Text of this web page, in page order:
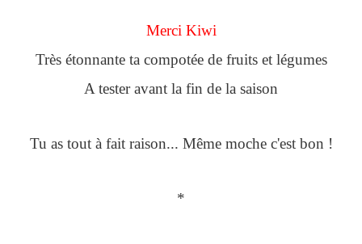
Merci Kiwi
Très étonnante ta compotée de fruits et légumes
A tester avant la fin de la saison
Tu as tout à fait raison... Même moche c'est bon !
*